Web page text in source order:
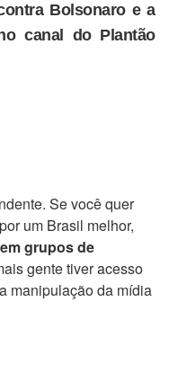
Bolsonaro e a
canal do Plantão
Se você quer
um Brasil melhor,
grupos de
gente tiver acesso
manipulação da mídia